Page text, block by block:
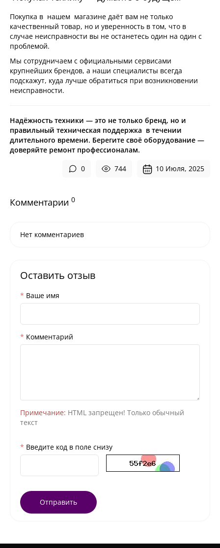
Покупка в нашем магазине даёт вам не только
качественный товар, но и уверенность в том, что в
случае неисправности вы не останетесь один на один с
проблемой.
Мы сотрудничаем с официальными сервисами
крупнейших брендов, а наши специалисты всегда
подскажут, куда лучше обратиться при возникновении
неисправности.
Надёжность техники — это не только бренд, но и
правильный техническая поддержка в течении
длительного времени. Берегите своё оборудование —
доверяйте ремонт профессионалам.
0
744 10 Июля, 2025
Комментарии 0
Нет комментариев
Оставить отзыв
Ваше имя
Комментарий
Примечание: HTML запрещен! Только обычный
текст
Введите код в поле снизу
Отправить